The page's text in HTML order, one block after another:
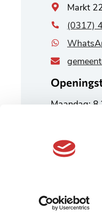
Algemeen
adres
Markt
(0317)
Maandag:
Alle